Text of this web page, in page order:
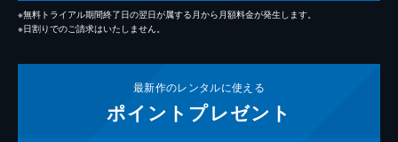
※無料トライアル期間終了日の翌日が属する月から月額料金が発生します。
※日割りでのご請求はいたしません。
最新作のレンタルに使える
ポイント プレゼント